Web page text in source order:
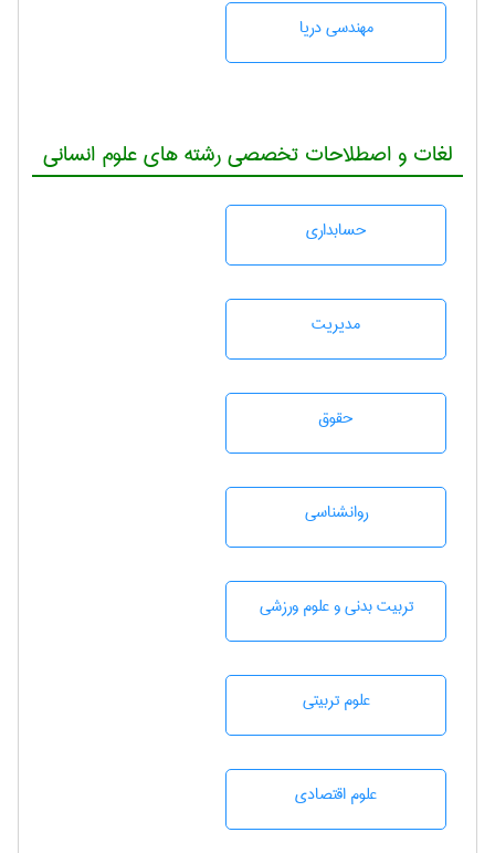
مهندسی دریا
لغات و اصطلاحات تخصصی رشته های علوم انسانی
حسابداری
مديريت
حقوق
روانشناسی
تربيت بدنی و علوم ورزشی
علوم تربيتی
علوم اقتصادی